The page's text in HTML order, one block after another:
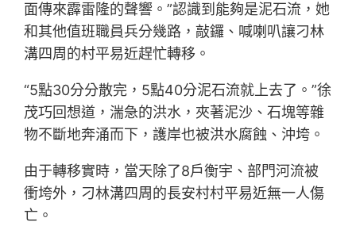
面傳來霹雷隆的聲響。”認識到能夠是泥石流，她
和其他值班職員兵分幾路，敲鑼、喊喇叭讓刁林
溝四周的村平易近趕忙轉移。
“5點30分分散完，5點40分泥石流就上去了。”徐
茂巧回想道，湍急的洪水，夾著泥沙、石塊等雜
物不斷地奔涌而下，護岸也被洪水腐蝕、沖垮。
由于轉移實時，當天除了8戶衡宇、部門河流被
衝垮外，刁林溝四周的長安村村平易近無一人傷
亡。